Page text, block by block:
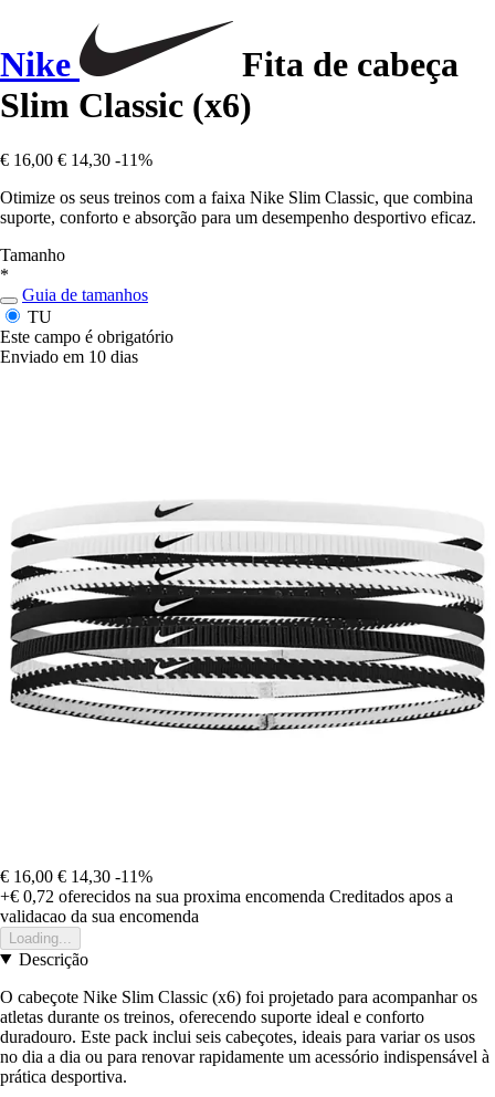
Nike
Fita de cabeça
Slim Classic (x6)
€ 16,00 € 14,30 -11%
Otimize os seus treinos com a faixa Nike Slim Classic, que combina
suporte, conforto e absorção para um desempenho desportivo eficaz.
Tamanho
*
Guia de tamanhos
TU
Este campo é obrigatório
Enviado em 10 dias
€ 16,00 € 14,30 -11%
+€ 0,72 oferecidos na sua proxima encomenda Creditados apos a
validacao da sua encomenda
Loading...
Descrição
O cabeçote Nike Slim Classic (x6) foi projetado para acompanhar os
atletas durante os treinos, oferecendo suporte ideal e conforto
duradouro. Este pack inclui seis cabeçotes, ideais para variar os usos
no dia a dia ou para renovar rapidamente um acessório indispensável à
prática desportiva.